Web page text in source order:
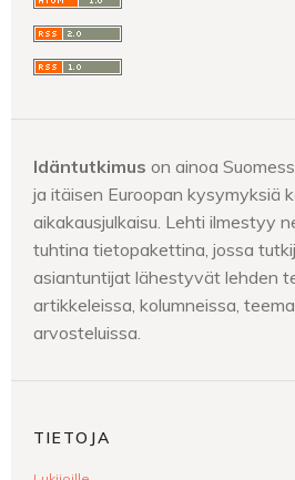
Idäntutkimus on ainoa
ja itäisen Euroopan kysymyksiä
aikakausjulkaisu. Lehti ilmestyy
tuhtina tietopakettina, jossa
asiantuntijat lähestyvät lehden
artikkeleissa, kolumneissa,
arvosteluissa.
TIETOJA